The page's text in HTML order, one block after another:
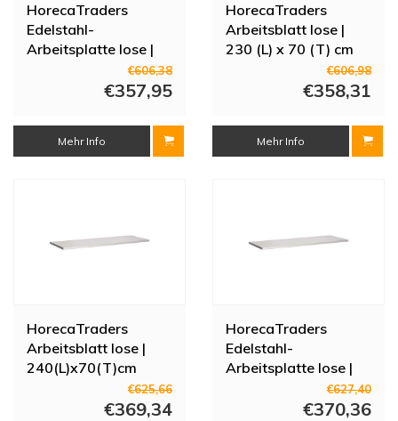
HorecaTraders
Edelstahl-
Arbeitsplatte lose |
1300 (L) x 700 (T)€606,38
€357,95
Mehr Info
HorecaTraders
Arbeitsblatt lose |
230 (L) x 70 (T) cm
€606,98
€358,31
Mehr Info
HorecaTraders
Arbeitsblatt lose |
240(L)x70(T)cm
€625,66
€369,34
HorecaTraders
Edelstahl-
Arbeitsplatte lose |
120 (L) x 70 (T) cm
€627,40
€370,36